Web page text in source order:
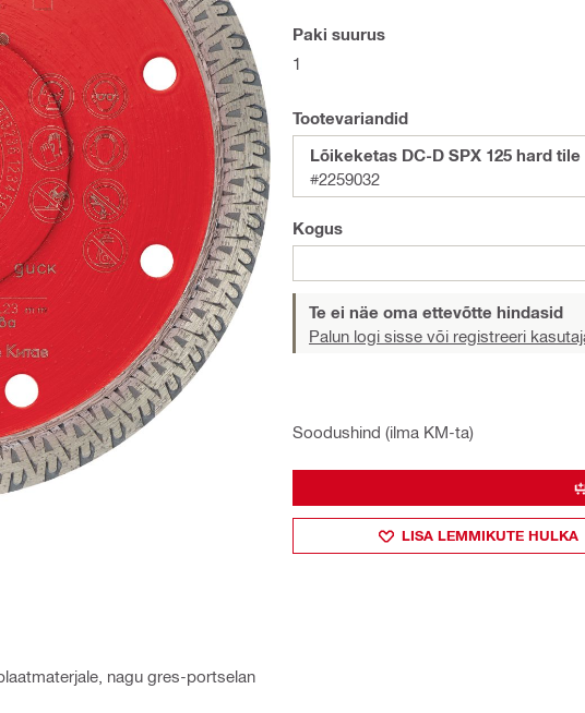
nagu gres-portselan
Paki suurus
1
Tootevariandid
Lõikeketas DC-D SPX 125 hard tile
#2259032
Kogus
Te ei näe oma ettevõtte hindasid
Palun logi sisse või registreeri
Soodushind (ilma KM-ta)
LISA LEMMIKUTE HULKA